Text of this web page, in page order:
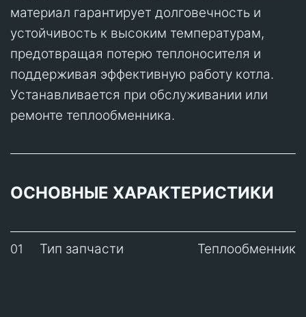
материал гарантирует долговечность и
устойчивость к высоким температурам,
предотвращая потерю теплоносителя и
поддерживая эффективную работу котла.
Устанавливается при обслуживании или
ремонте теплообменника.
ОСНОВНЫЕ ХАРАКТЕРИСТИКИ
01 Тип запчасти Теплообменник